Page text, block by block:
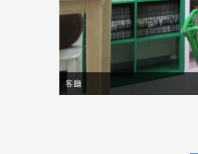
客廳